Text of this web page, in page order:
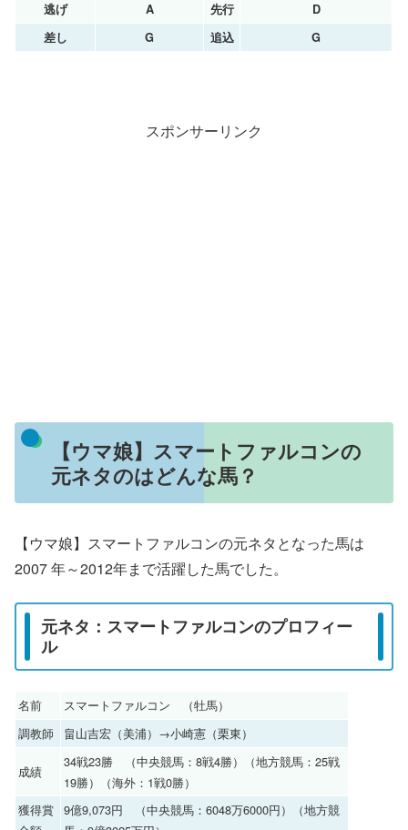
逃げ
A 先行
D
差し
G 追込 G
スポンサーリンク
【ウマ娘】スマートファルコンの
元ネタのはどんな馬？
【ウマ娘】スマートファルコンの元ネタとなった馬は
2007 年～2012年まで活躍した馬でした。
元ネタ：スマートファルコンのプロフィー
ル
名前
スマートファルコン （牡馬）
調教師
畠山吉宏（美浦）→小崎憲（栗東）
成績
34戦23勝 （中央競馬：8戦4勝）（地方競馬：25戦
19勝）（海外：1戦0勝）
獲得賞 9億9,073円 （中央競馬：6048万6000円）（地方競